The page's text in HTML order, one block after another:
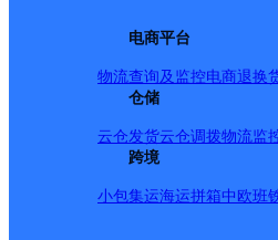
电商平台
物流查询及监控电商退换
仓储
云仓发货云仓调拨物流监
跨境
小包集运海运拼箱中欧班
网点地址：中国云南省保山
网点负责人：